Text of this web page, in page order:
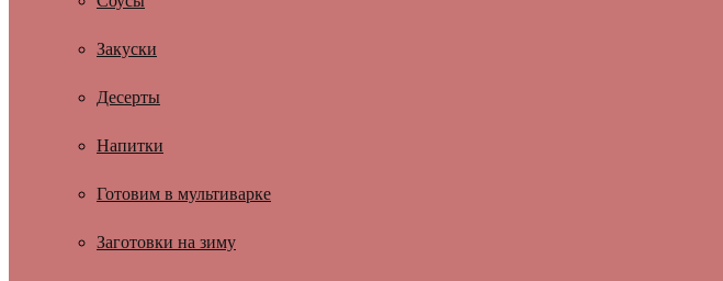
Закуски
Десерты
Напитки
Готовим в мультиварке
Заготовки на зиму